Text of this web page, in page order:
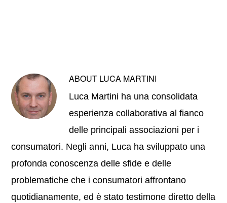
ABOUT LUCA MARTINI
Luca Martini ha una consolidata
esperienza collaborativa al fianco
delle principali associazioni per i
consumatori. Negli anni, Luca ha sviluppato una
profonda conoscenza delle sfide e delle
problematiche che i consumatori affrontano
quotidianamente, ed è stato testimone diretto della